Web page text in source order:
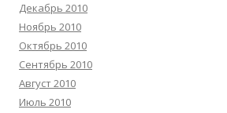
Декабрь 2010
Ноябрь 2010
Октябрь 2010
Сентябрь 2010
Август 2010
Июль 2010